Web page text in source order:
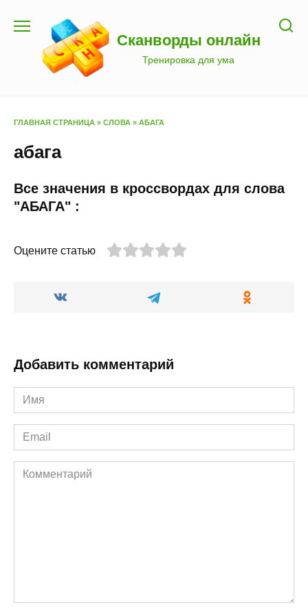
содержанию
Сканворды онлайн
Тренировка для ума
ГЛАВНАЯ СТРАНИЦА » СЛОВА » АБАГА
абага
Все значения в кроссвордах для слова
"АБАГА" :
Оцените статью
Добавить комментарий
Имя
*
Email
*
Комментарий